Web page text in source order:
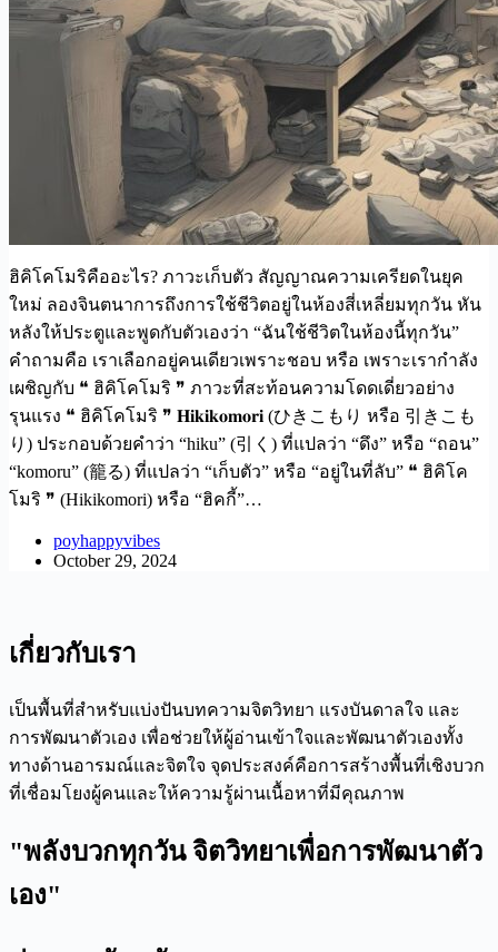
ฮิคิโคโมริคืออะไร? ภาวะเก็บตัว สัญญาณความเครียดในยุค
ใหม่ ลองจินตนาการถึงการใช้ชีวิตอยู่ในห้องสี่เหลี่ยมทุกวัน หัน
หลังให้ประตูและพูดกับตัวเองว่า “ฉันใช้ชีวิตในห้องนี้ทุกวัน”
คำถามคือ เราเลือกอยู่คนเดียวเพราะชอบ หรือ เพราะเรากำลัง
เผชิญกับ ❝ ฮิคิโคโมริ ❞ ภาวะที่สะท้อนความโดดเดี่ยวอย่าง
รุนแรง ❝ ฮิคิโคโมริ ❞ 𝐇𝐢𝐤𝐢𝐤𝐨𝐦𝐨𝐫𝐢 (ひきこもり หรือ 引きこも
り) ประกอบด้วยคำว่า “hiku” (引く) ที่แปลว่า “ดึง” หรือ “ถอน”
“komoru” (籠る) ที่แปลว่า “เก็บตัว” หรือ “อยู่ในที่ลับ” ❝ ฮิคิโค
โมริ ❞ (Hikikomori) หรือ “ฮิคกี้”…
poyhappyvibes
October 29, 2024
เกี่ยวกับเรา
เป็นพื้นที่สำหรับแบ่งปันบทความจิตวิทยา แรงบันดาลใจ และ
การพัฒนาตัวเอง เพื่อช่วยให้ผู้อ่านเข้าใจและพัฒนาตัวเองทั้ง
ทางด้านอารมณ์และจิตใจ จุดประสงค์คือการสร้างพื้นที่เชิงบวก
ที่เชื่อมโยงผู้คนและให้ความรู้ผ่านเนื้อหาที่มีคุณภาพ
"พลังบวกทุกวัน จิตวิทยาเพื่อการพัฒนาตัว
เอง"